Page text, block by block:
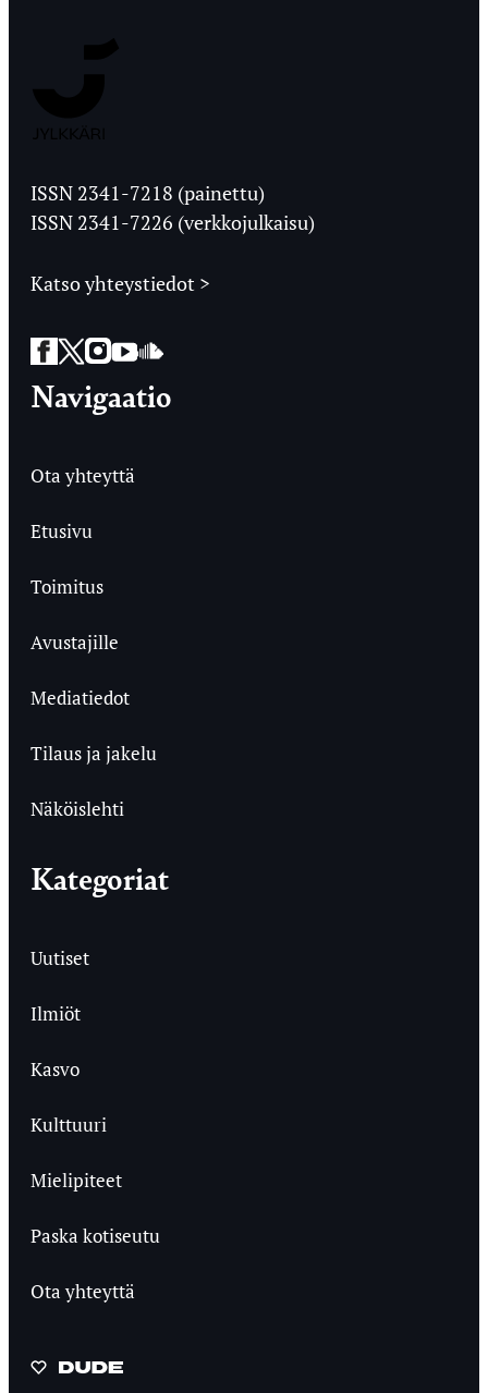
Ylioppilaslehti
ISSN 2341-7218 (painettu)
ISSN 2341-7226 (verkkojulkaisu)
Katso yhteystiedot >
Facebook
Twitter
Instagram
YouTube
SoundCloud
Navigaatio
Ota yhteyttä
Etusivu
Toimitus
Avustajille
Mediatiedot
Tilaus ja jakelu
Näköislehti
Kategoriat
Uutiset
Ilmiöt
Kasvo
Kulttuuri
Mielipiteet
Paska kotiseutu
Ota yhteyttä